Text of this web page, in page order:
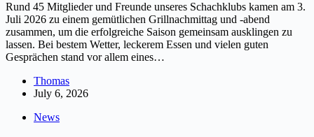
Rund 45 Mitglieder und Freunde unseres Schachklubs kamen am 3.
Juli 2026 zu einem gemütlichen Grillnachmittag und -abend
zusammen, um die erfolgreiche Saison gemeinsam ausklingen zu
lassen. Bei bestem Wetter, leckerem Essen und vielen guten
Gesprächen stand vor allem eines…
Thomas
July 6, 2026
News